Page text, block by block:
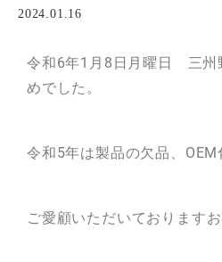
エントリーフォーム 先輩社員の
2024.01.16
令和6年1月8日月曜日 三州
めでした。
令和5年は製品の欠品、OEM
ご愛顧いただいております